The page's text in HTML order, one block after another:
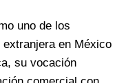
uno de los
en México
su vocación